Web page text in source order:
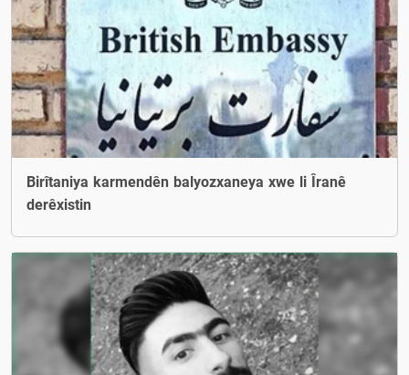
Birîtaniya karmendên balyozxaneya xwe li Îranê
derêxistin